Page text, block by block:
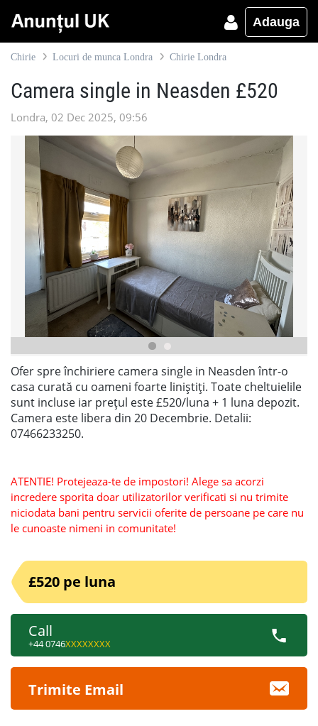
Adauga
Chirie Locuri de munca Londra Chirie Londra
Camera single in Neasden £520
Londra, 02 Dec 2025, 09:56
Ofer spre închiriere camera single in Neasden într-o
casa curată cu oameni foarte liniștiți. Toate cheltuielile
sunt incluse iar prețul este £520/luna + 1 luna depozit.
Camera este libera din 20 Decembrie. Detalii:
07466233250.
ATENTIE! Protejeaza-te de impostori! Alege sa acorzi
incredere sporita doar utilizatorilor verificati si nu trimite
niciodata bani pentru servicii oferite de persoane pe care nu
le cunoaste nimeni in comunitate!
£520 pe luna
Call
+44 0746XXXXXXXX
Trimite Email